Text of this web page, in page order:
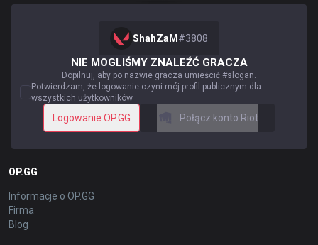
ShahZaM #3808
NIE MOGLIŚMY ZNALEŹĆ GRACZA
Dopilnuj, aby po nazwie gracza umieścić #slogan.
Potwierdzam, że logowanie czyni mój profil publicznym dla
wszystkich użytkowników
Logowanie OP.GG Połącz konto Riot
OP.GG
Informacje o OP.GG
Firma
Blog